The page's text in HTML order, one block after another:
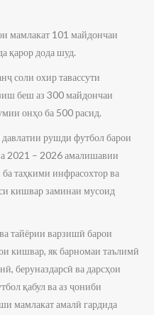
мамлакат 101 майдончаи
қарор дода шуд.
соли охир тавассути
беш аз 300 майдончаи
онҳо ба 500 расид.
рушди футбол барои
2021 – 2026 амалишавии
таҳкими инфрасохтор ва
кишвар заминаи мусоид
тайёрии варзишӣ барои
кишвар, як барномаи таълимӣ
беруназдарсӣ ва дарсҳои
қабул ва аз ҷониби
мамлакат амалӣ гардида